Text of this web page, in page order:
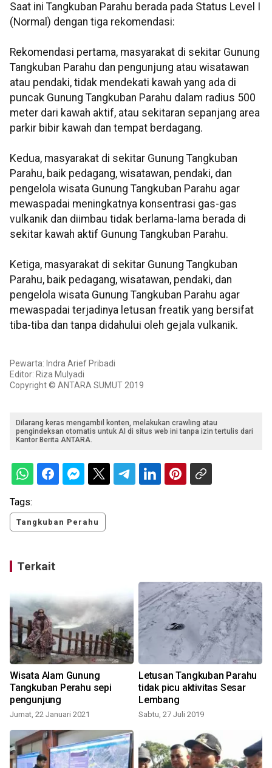
Saat ini Tangkuban Parahu berada pada Status Level I
(Normal) dengan tiga rekomendasi:
Rekomendasi pertama, masyarakat di sekitar Gunung
Tangkuban Parahu dan pengunjung atau wisatawan
atau pendaki, tidak mendekati kawah yang ada di
puncak Gunung Tangkuban Parahu dalam radius 500
meter dari kawah aktif, atau sekitaran sepanjang area
parkir bibir kawah dan tempat berdagang.
Kedua, masyarakat di sekitar Gunung Tangkuban
Parahu, baik pedagang, wisatawan, pendaki, dan
pengelola wisata Gunung Tangkuban Parahu agar
mewaspadai meningkatnya konsentrasi gas-gas
vulkanik dan diimbau tidak berlama-lama berada di
sekitar kawah aktif Gunung Tangkuban Parahu.
Ketiga, masyarakat di sekitar Gunung Tangkuban
Parahu, baik pedagang, wisatawan, pendaki, dan
pengelola wisata Gunung Tangkuban Parahu agar
mewaspadai terjadinya letusan freatik yang bersifat
tiba-tiba dan tanpa didahului oleh gejala vulkanik.
Pewarta: Indra Arief Pribadi
Editor: Riza Mulyadi
Copyright © ANTARA SUMUT 2019
Dilarang keras mengambil konten, melakukan crawling atau
pengindeksan otomatis untuk AI di situs web ini tanpa izin tertulis dari
Kantor Berita ANTARA.
Tags:
Tangkuban Perahu
Terkait
Wisata Alam Gunung
Tangkuban Perahu sepi
pengunjung
Jumat, 22 Januari 2021
Letusan Tangkuban Parahu
tidak picu aktivitas Sesar
Lembang
Sabtu, 27 Juli 2019